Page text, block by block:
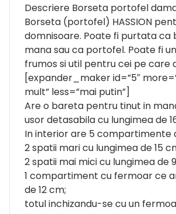
Descriere Borseta portofel
Borseta (portofel) HASSION
domnisoare. Poate fi purtata ca
mana sau ca portofel. Poate fi
frumos si util pentru cei pe care
[expander_maker id=”5″
mult” less=”mai putin”]
Are o bareta pentru tinut in
usor detasabila cu lungimea de
In interior are 5 compartimente
2 spatii mari cu lungimea de 15
2 spatii mai mici cu lungimea de
1 compartiment cu fermoar ce
de 12 cm;
totul inchizandu-se cu un